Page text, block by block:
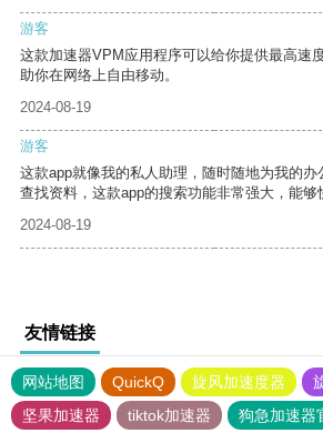
游客
这款加速器VPM应用程序可以给你提供最高速
助你在网络上自由移动。
2024-08-19
游客
这款app就像我的私人助理，随时随地为我的
查找资料，这款app的搜索功能非常强大，能够
2024-08-19
友情链接
网站地图 QuickQ 旋风加速度器
坚果加速器
tiktok加速器 狗急加速器